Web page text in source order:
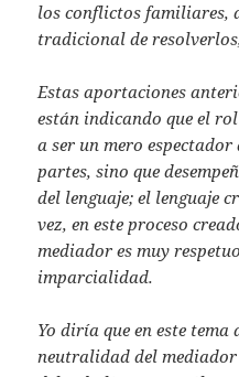
los conflictos familiares,
tradicional de
Estas aportaciones
están indicando que el
a ser un mero
partes, sino que
del lenguaje; el lenguaje
vez, en este proceso
mediador es muy
imparcialidad.
Yo diría que en este
neutralidad del